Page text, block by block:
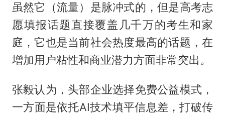
虽然它（流量）是脉冲式的，但是高考志
愿填报话题直接覆盖几千万的考生和家
庭，它也是当前社会热度最高的话题，在
增加用户粘性和商业潜力方面非常突出。
张毅认为，头部企业选择免费公益模式，
一方面是依托AI技术填平信息差，打破传